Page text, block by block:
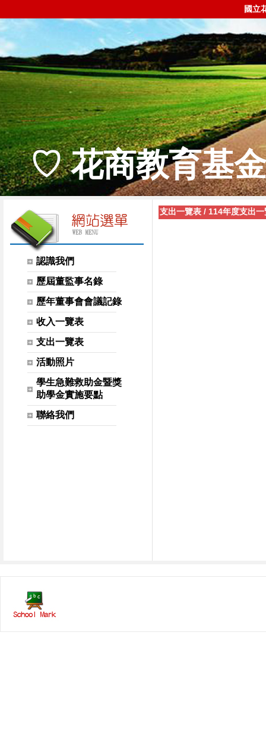
國立
♡ 花商教育基
認識我們
歷屆董監事名錄
歷年董事會會議記錄
收入一覽表
支出一覽表
活動照片
學生急難救助金暨獎
助學金實施要點
聯絡我們
支出一覽表 / 114年度支出一